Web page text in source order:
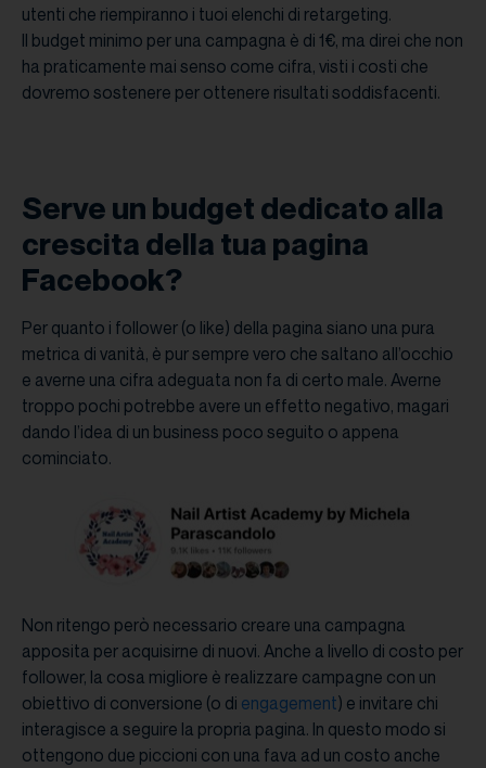
utenti che riempiranno i tuoi elenchi di retargeting.
Il budget minimo per una campagna è di 1€, ma direi che non
ha praticamente mai senso come cifra, visti i costi che
dovremo sostenere per ottenere risultati soddisfacenti.
Serve un budget dedicato alla
crescita della tua pagina
Facebook?
Per quanto i follower (o like) della pagina siano una pura
metrica di vanità, è pur sempre vero che saltano all’occhio
e averne una cifra adeguata non fa di certo male. Averne
troppo pochi potrebbe avere un effetto negativo, magari
dando l’idea di un business poco seguito o appena
cominciato.
Non ritengo però necessario creare una campagna
apposita per acquisirne di nuovi. Anche a livello di costo per
follower, la cosa migliore è realizzare campagne con un
obiettivo di conversione (o di engagement) e invitare chi
interagisce a seguire la propria pagina. In questo modo si
ottengono due piccioni con una fava ad un costo anche